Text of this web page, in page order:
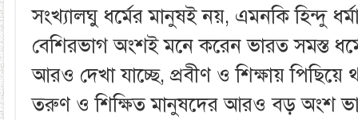
সংখ্যালঘু ধর্মের মানুষই নয়, এমনকি হিন্দু
বেশিরভাগ অংশই মনে করেন ভারত সমস্ত
আরও দেখা যাচ্ছে, প্রবীণ ও শিক্ষায় পিছিয়ে
তরুণ ও শিক্ষিত মানুষদের আরও বড় অংশ